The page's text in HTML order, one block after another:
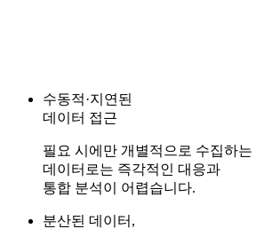
수동적·지연된
데이터 접근
필요 시에만 개별적으로 수집하는
데이터로는 즉각적인 대응과
통합 분석이 어렵습니다.
분산된 데이터,